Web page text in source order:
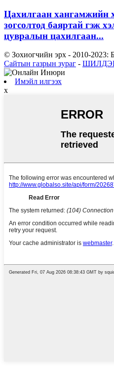
Цахилгаан хангамжийн
зогсолтод баяртай гэж
цувралын цахилгаан...
© Зохиогчийн эрх - 2010-2023:
Сайтын газрын зураг -
Имэйл илгээх
x